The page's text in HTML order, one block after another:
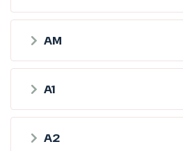
AM
A1
A2